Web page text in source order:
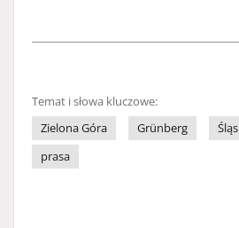
Temat i słowa kluczowe:
Zielona Góra
Grünberg
prasa